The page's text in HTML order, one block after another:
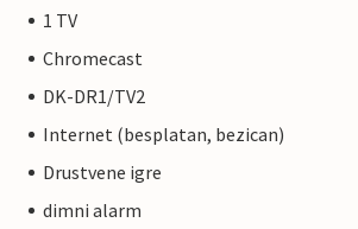
1 TV
Chromecast
DK-DR1/TV2
Internet (besplatan, bezican)
Drustvene igre
dimni alarm